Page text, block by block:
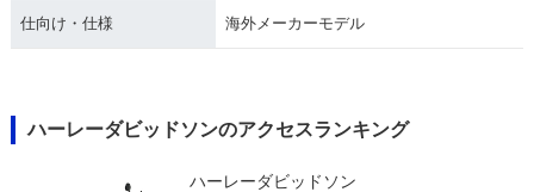
仕向け・仕様 海外メーカーモデル
ハーレーダビッドソンのアクセスランキング
ハーレーダビッドソン